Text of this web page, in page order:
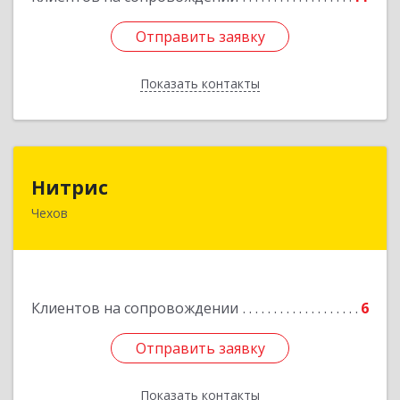
Отправить заявку
Показать контакты
Отправить заявку
Назад
Нитрис
Чехов
Клиентов на сопровождении 6
Отправить заявку
Показать контакты
142350, Московская обл, Чехов м.о., Столбовая
Отправить заявку
Назад